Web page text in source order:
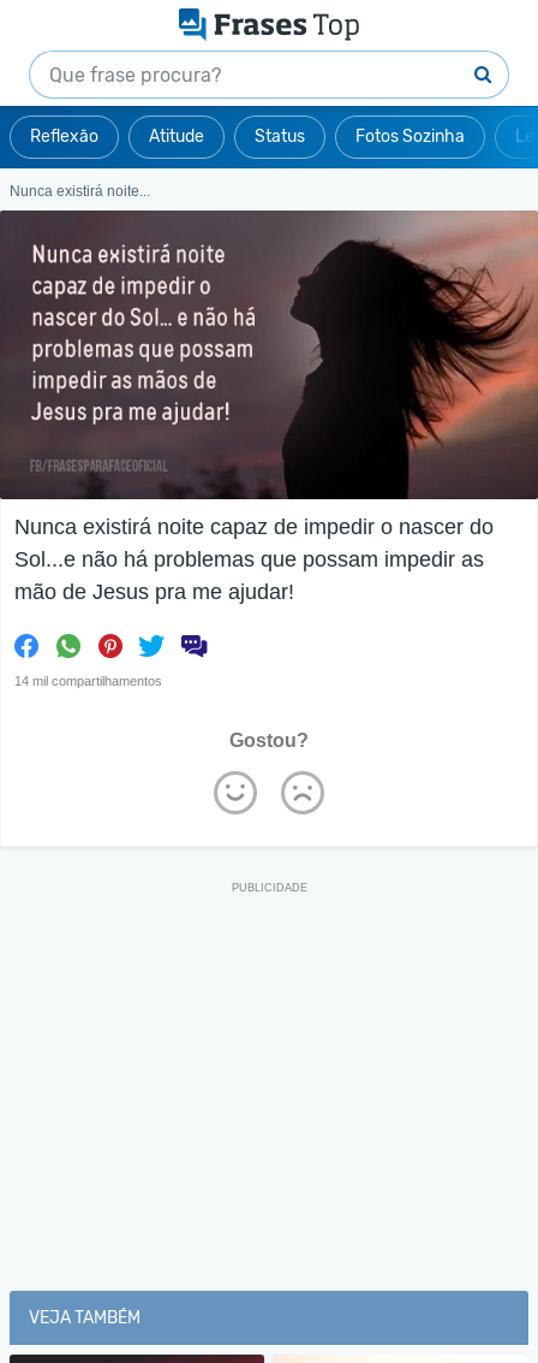
Reflexão Atitude Status Fotos Sozinha
Nunca existirá noite...
Nunca existirá noite capaz de impedir o nascer do
Sol...e não há problemas que possam impedir as
mão de Jesus pra me ajudar!
14 mil compartilhamentos
Gostou?
VEJA TAMBÉM